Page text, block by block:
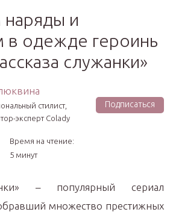
наряды и
в одежде героинь
служанки»
стилист,
эксперт Colady
Подписаться
Время на чтение:
5 минут
– популярный сериал
множество престижных